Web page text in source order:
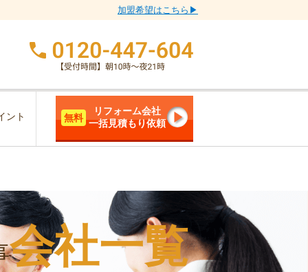
加盟希望はこちら▶
ント 無料
リフォーム会社
一括見積もり依頼
会社一覧